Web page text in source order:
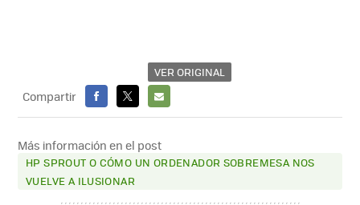
VER ORIGINAL
Compartir
FACEBOOK
X
E-
MAIL
Más información en el post
HP SPROUT O CÓMO UN ORDENADOR SOBREMESA NOS
VUELVE A ILUSIONAR